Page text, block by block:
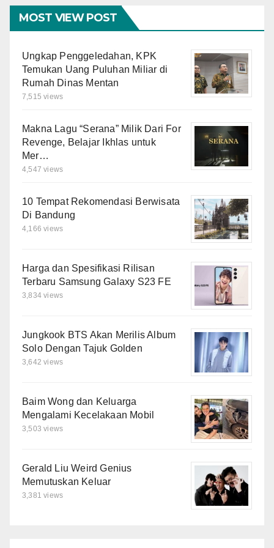
MOST VIEW POST
Ungkap Penggeledahan, KPK
Temukan Uang Puluhan Miliar di
Rumah Dinas Mentan
7,515 views
Makna Lagu “Serana” Milik Dari For
Revenge, Belajar Ikhlas untuk
Mer…
4,547 views
10 Tempat Rekomendasi Berwisata
Di Bandung
4,166 views
Harga dan Spesifikasi Rilisan
Terbaru Samsung Galaxy S23 FE
3,834 views
Jungkook BTS Akan Merilis Album
Solo Dengan Tajuk Golden
3,642 views
Baim Wong dan Keluarga
Mengalami Kecelakaan Mobil
3,503 views
Gerald Liu Weird Genius
Memutuskan Keluar
3,381 views